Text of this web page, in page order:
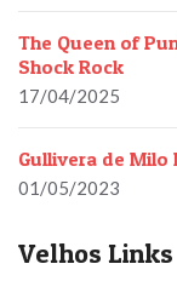
The Queen of
Shock Rock
17/04/2025
Gullivera de Milo
01/05/2023
Velhos Links